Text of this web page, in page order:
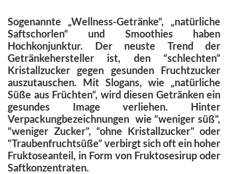
Sogenannte „Wellness-Getränke“, „natürliche
Saftschorlen“ und Smoothies haben
Hochkonjunktur. Der neuste Trend der
Getränkehersteller ist, den “schlechten”
Kristallzucker gegen gesunden Fruchtzucker
auszutauschen. Mit Slogans, wie „natürliche
Süße aus Früchten“, wird diesen Getränken ein
gesundes Image verliehen. Hinter
Verpackungbezeichnungen wie “weniger süß”,
“weniger Zucker”, “ohne Kristallzucker” oder
“Traubenfruchtsüße” verbirgt sich oft ein hoher
Fruktoseanteil, in Form von Fruktosesirup oder
Saftkonzentraten.